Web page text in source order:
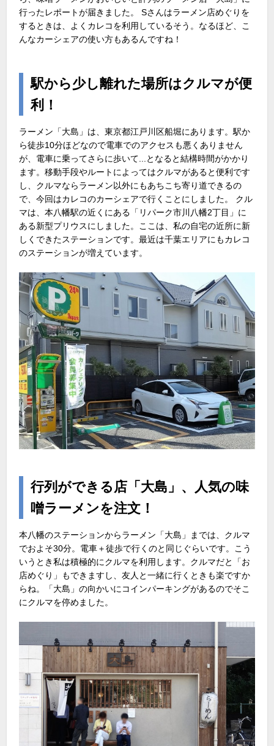
行ったレポートが届きました。 Sさんはラーメン店めぐりを
するときは、よくカレコを利用しているそう。なるほど、こ
んなカーシェアの使い方もあるんですね！
駅から少し離れた場所はクルマが便
利！
ラーメン「大島」は、東京都江戸川区船堀にあります。駅か
ら徒歩10分ほどなので電車でのアクセスも悪くありません
が、電車に乗ってさらに歩いて...となると結構時間がかかり
ます。移動手段やルートによってはクルマがあると便利です
し、クルマならラーメン以外にもあちこち寄り道できるの
で、今回はカレコのカーシェアで行くことにしました。 クル
マは、本八幡駅の近くにある「リパーク市川八幡2丁目」に
ある新型プリウスにしました。ここは、私の自宅の近所に新
しくできたステーションです。最近は千葉エリアにもカレコ
のステーションが増えています。
行列ができる店「大島」、人気の味
噌ラーメンを注文！
本八幡のステーションからラーメン「大島」までは、クルマ
でおよそ30分。電車＋徒歩で行くのと同じぐらいです。こう
いうとき私は積極的にクルマを利用します。クルマだと「お
店めぐり」もできますし、友人と一緒に行くときも楽ですか
らね。「大島」の向かいにコインパーキングがあるのでそこ
にクルマを停めました。